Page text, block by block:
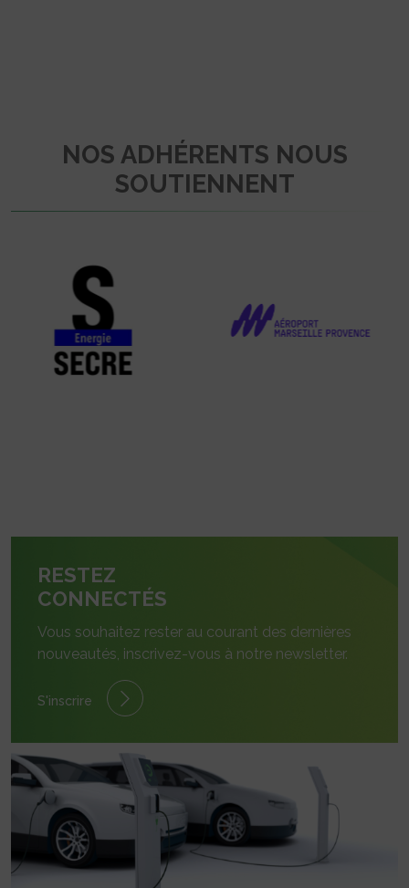
NOS ADHÉRENTS NOUS
SOUTIENNENT
RESTEZ
CONNECTÉS
Vous souhaitez rester au courant des dernières
nouveautés, inscrivez-vous à notre newsletter.
S'inscrire